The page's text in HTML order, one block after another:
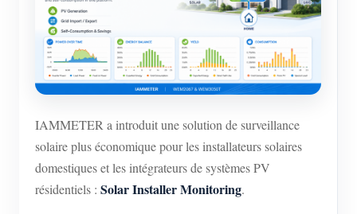
Chargeur EV
Simulateur IAMMETER
Compteur virtuel
Système de prévision et de simulation énergétique
Applications
Moniteur d’énergie pour système solaire PV
Moniteur de consommation électrique
Boutique
Ressources
IAMMETER a introduit une solution de surveillance
solaire plus économique pour les installateurs solaires
domestiques et les intégrateurs de systèmes PV
résidentiels : Solar Installer Monitoring.